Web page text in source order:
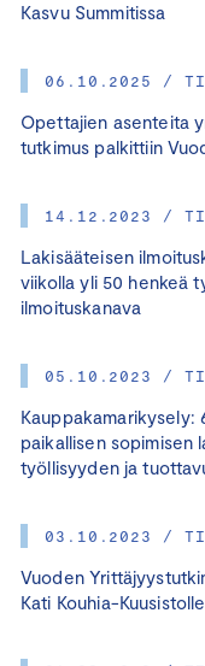
Kasvu Summitissa
06.10.2025 /
Opettajien asenteita
tutkimus palkittiin
14.12.2023 /
Lakisääteisen
viikolla yli 50 henkeä
ilmoituskanava
05.10.2023 /
Kauppakamarikysely:
paikallisen sopimisen
työllisyyden ja
03.10.2023 /
Vuoden
Kati Kouhia-Kuusistolle